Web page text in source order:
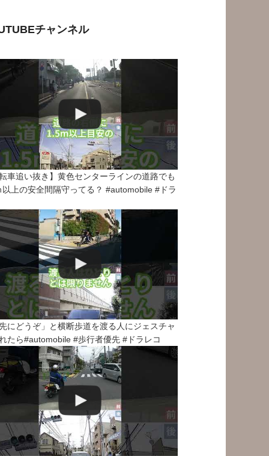
チャンネル
車追い抜き】黄色センターラインの道路でも
以上の安全間隔守ってる？ #automobile #ドラ
にどうぞ」と横断歩道を渡る人にジェスチャ
たら#automobile #歩行者優先 #ドラレコ